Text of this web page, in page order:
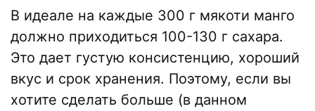
В идеале на каждые 300 г мякоти манго
должно приходиться 100-130 г сахара.
Это дает густую консистенцию, хороший
вкус и срок хранения. Поэтому, если вы
хотите сделать больше (в данном